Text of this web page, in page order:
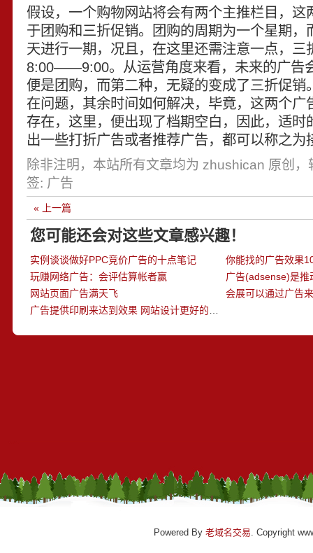
假设，一个购物网站将会有两个主推栏目，这
于团购和三折促销。团购的周期为一个星期，
天进行一期，况且，在这里还需注意一点，三
8:00——9:00。从运营角度来看，未来的广告
便是团购，而第二种，无疑的变成了三折促销
在问题，其余时间如何解决，毕竟，这两个广
存在，这里，便出现了档期空白，因此，适时
出一些打折广告或者推荐广告，都可以称之为
除非注明，本站所有文章均为 zhushican 原创
签: 广告
« 上一篇
您可能还会对这些文章感兴趣！
实例谈谈做好PPC竞价广告的十点笔记
你能找的广告效果
玩赚网络广告：会评估算帐者赢
广告(adsense)是推
网站页面广告满天飞
Powered By 老域名交易. Copyright